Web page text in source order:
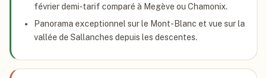
février demi-tarif comparé à Megève ou Chamonix.
Panorama exceptionnel sur le Mont-Blanc et vue sur la
vallée de Sallanches depuis les descentes.